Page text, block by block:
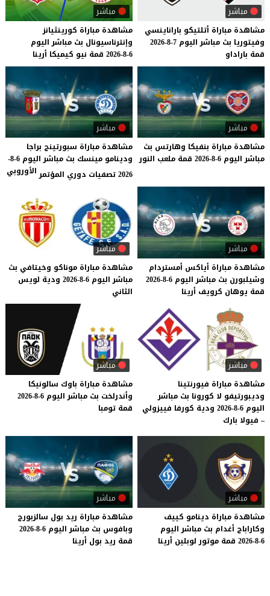
مباشر
مشاهدة مباراة أتلتيكو باراناينسي
وفيتوريا بث مباشر اليوم 7-8-2026
قمة باراداو
مباشر
مشاهدة مباراة كورينثيانز
وإنترناسيونال بث مباشر اليوم
6-8-2026
قمة نيو كيميكا أرينا
مباشر
مشاهدة مباراة بنفيكا وهارتس بث
مباشر اليوم 6-8-2026 قمة ملعب النور
مباشر
مشاهدة مباراة سبورتينج براجا
ودينامو مينسك بث مباشر اليوم 6-8-
2026 تصفيات دوري المؤتمر
الأوروبي
مباشر
مشاهدة مباراة أياكس أمستردام
وشيلبورن بث مباشر اليوم 6-8-2026
قمة يوهان كرويف أرينا
مباشر
مشاهدة مباراة موناكو وخيتافي بث
مباشر اليوم 6-8-2026 ودية لويس
الثاني
مباشر
مشاهدة مباراة فيورنتينا
وديبورتيفو لا كورونا بث مباشر
اليوم 6-8-2026 ودية كورفا فييزولي
– فيولا بارك
مباشر
مشاهدة مباراة باوك سالونيكا
وأندرلخت بث مباشر اليوم 6-8-2026
قمة تومبا
مباشر
مشاهدة مباراة دينامو كييف
وكاراباج أغدام بث مباشر اليوم
6-8-2026
قمة موتور لوبلين أرينا
مباشر
مشاهدة مباراة ريد بول سالزبورج
وبافوس بث مباشر اليوم 6-8-2026
قمة ريد بول أرينا